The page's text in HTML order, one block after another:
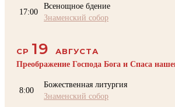
17:00
Всенощное бдение
Знаменский собор
СР 19
АВГУСТА
Преображение Господа Бога и Спаса
8:00
Божественная литургия
Знаменский собор